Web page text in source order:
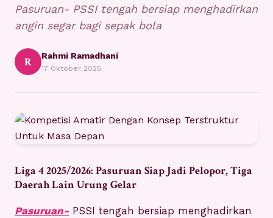
Pasuruan- PSSI tengah bersiap menghadirkan
angin segar bagi sepak bola
R Rahmi Ramadhani
17 Oktober 2025
Liga 4 2025/2026: Pasuruan Siap Jadi Pelopor, Tiga
Daerah Lain Urung Gelar
Pasuruan- PSSI tengah bersiap menghadirkan